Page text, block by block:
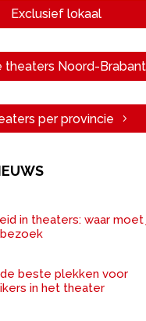
Exclusief lokaal
theaters Noord-Brabant
per provincie
in theaters: waar
beste plekken voor
in het theater